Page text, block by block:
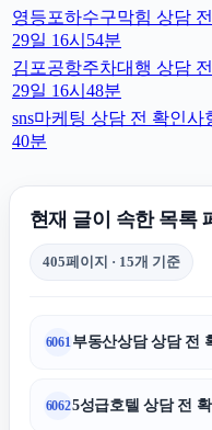
영등포하수구막힘 상담
29일 16시54분
김포공항주차대행 상담
29일 16시48분
sns마케팅 상담 전 확인사
40분
현재 글이 속한 목록
405페이지 · 15개 기준
6061 부동산상담 상담 전
60625성급호텔 상담 전